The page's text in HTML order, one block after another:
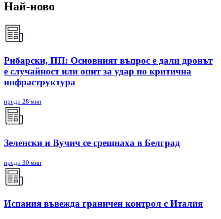
Най-ново
Рибарски, ПП: Основният въпрос е дали дронът
е случайност или опит за удар по критична
инфраструктура
преди 28 мин
Зеленски и Вучич се срещнаха в Белград
преди 30 мин
Испания въвежда граничен контрол с Италия